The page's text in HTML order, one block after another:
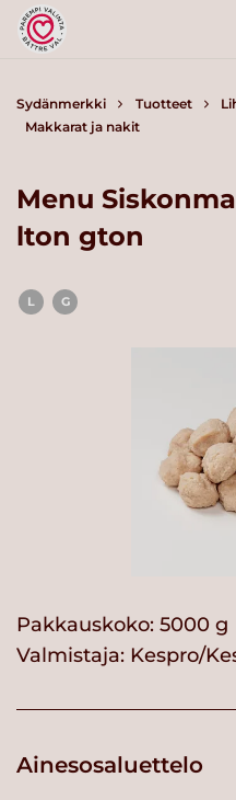
Sydänmerkki Tuotteet
Makkarat ja nakit
Menu
lton gton
L G
Pakkauskoko: 5000 g
Valmistaja: Kespro/
Ainesosaluettelo